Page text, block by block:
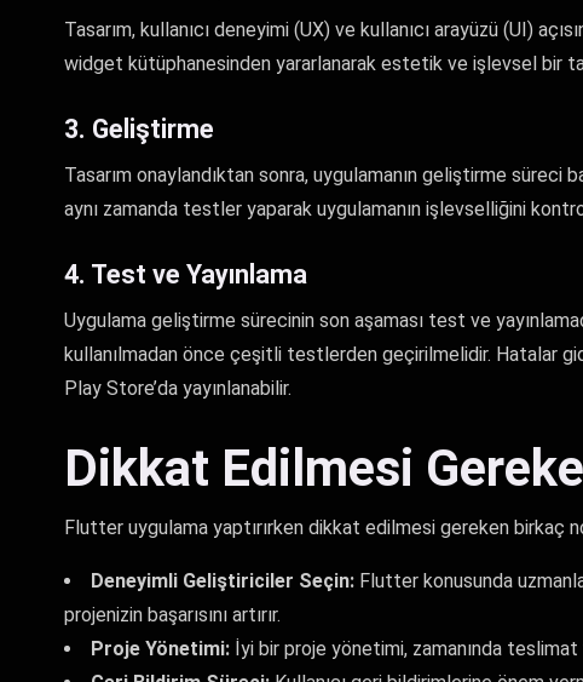
Tasarım, kullanıcı deneyimi (UX) ve kullanıcı arayüzü (UI)
widget kütüphanesinden yararlanarak estetik ve işlevsel bir
3. Geliştirme
Tasarım onaylandıktan sonra, uygulamanın geliştirme
aynı zamanda testler yaparak uygulamanın işlevselliğini
4. Test ve Yayınlama
Uygulama geliştirme sürecinin son aşaması test ve
kullanılmadan önce çeşitli testlerden geçirilmelidir. Hatalar
Play Store’da yayınlanabilir.
Dikkat Edilmesi
Flutter uygulama yaptırırken dikkat edilmesi gereken birkaç
Deneyimli Geliştiriciler Seçin: Flutter konusunda
projenizin başarısını artırır.
Proje Yönetimi: İyi bir proje yönetimi, zamanında